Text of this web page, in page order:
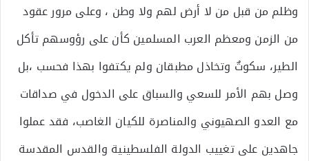
وظلم من قبل من لا أرض لهم ولا وطن ، وعلى مرور عقود
من الزمن ومعظم العرب المسلمين كأن على رؤوسهم تأكل
الطير، سكوتٌ وتخاذل مطبقان ولم يكتفوا بهذا فحسب ،بل
وصل بهم الأمر للسعي والسباق على الدخول في صداقات
مع العدو الصهيوني والمناصرة للكيان الغاصب، فقد عملوا
جاهدين على تغييب الدولة الفلسطينية والقدس المقدسة